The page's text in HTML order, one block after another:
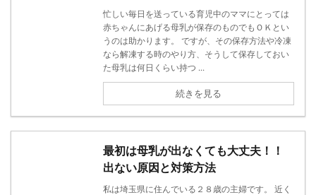
忙しい毎日を送っている育児中のママにとっては
赤ちゃんにあげる母乳が保存のものでもＯＫとい
うのは助かります。 ですが、その保存方法や冷凍
なら解凍する時のやり方、そうして保存しておい
た母乳は何日くらい持つ ...
続きを見る
最初は母乳が出なくても大丈夫！！
出ない原因と対策方法
私は埼玉県に住んでいる２８歳の主婦です。 近く